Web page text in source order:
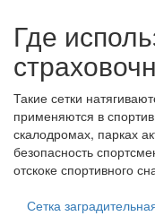
Где
Такие сетки
применяются в
скалодромах, парках
безопасность
отскоке спортивного
Сетка